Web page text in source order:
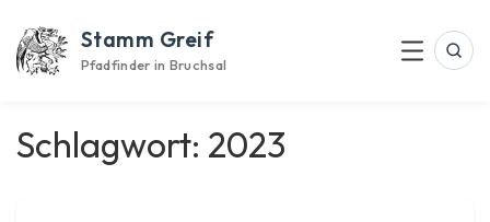
content
Stamm Greif
Pfadfinder in Bruchsal Menu
Schlagwort: 2023